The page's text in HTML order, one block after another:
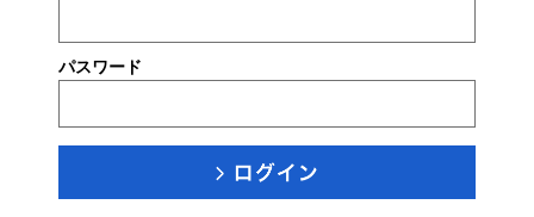
パスワード